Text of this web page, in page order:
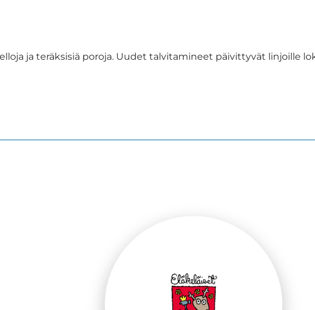
ja teräksisiä poroja. Uudet talvitamineet päivittyvät linjoille